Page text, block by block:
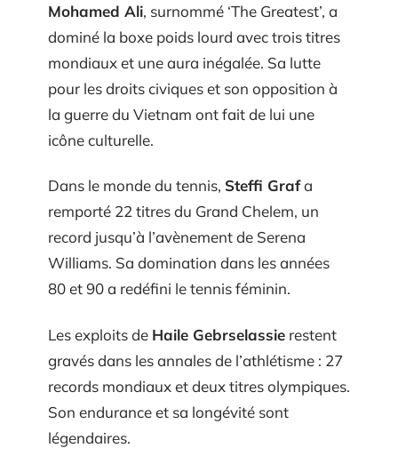
Mohamed Ali, surnommé ‘The Greatest’, a
dominé la boxe poids lourd avec trois titres
mondiaux et une aura inégalée. Sa lutte
pour les droits civiques et son opposition à
la guerre du Vietnam ont fait de lui une
icône culturelle.
Dans le monde du tennis, Steffi Grafa
remporté 22 titres du Grand Chelem, un
record jusqu’à l’avènement de Serena
Williams. Sa domination dans les années
80 et 90 a redéfini le tennis féminin.
Les exploits de Haile Gebrselassie restent
gravés dans les annales de l’athlétisme : 27
records mondiaux et deux titres olympiques.
Son endurance et sa longévité sont
légendaires.